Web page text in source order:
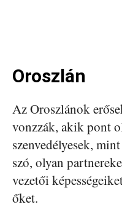
Oroszlán
Az Oroszlánok
vonzzák, akik pont
szenvedélyesek,
szó, olyan
vezetői
őket.